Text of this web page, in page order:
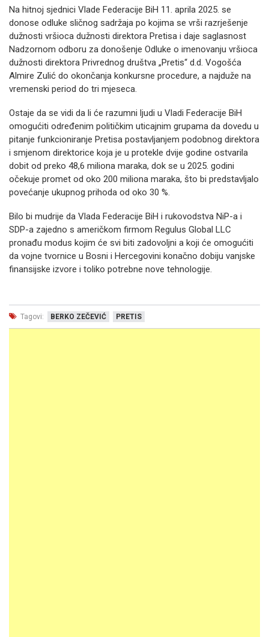
Na hitnoj sjednici Vlade Federacije BiH 11. aprila 2025. se
donose odluke sličnog sadržaja po kojima se vrši razrješenje
dužnosti vršioca dužnosti direktora Pretisa i daje saglasnost
Nadzornom odboru za donošenje Odluke o imenovanju vršioca
dužnosti direktora Privrednog društva „Pretis“ d.d. Vogošća
Almire Zulić do okončanja konkursne procedure, a najduže na
vremenski period do tri mjeseca.
Ostaje da se vidi da li će razumni ljudi u Vladi Federacije BiH
omogućiti određenim političkim uticajnim grupama da dovedu u
pitanje funkcioniranje Pretisa postavljanjem podobnog direktora
i smjenom direktorice koja je u protekle dvije godine ostvarila
dobit od preko 48,6 miliona maraka, dok se u 2025. godini
očekuje promet od oko 200 miliona maraka, što bi predstavljalo
povećanje ukupnog prihoda od oko 30 %.
Bilo bi mudrije da Vlada Federacije BiH i rukovodstva NiP-a i
SDP-a zajedno s američkom firmom Regulus Global LLC
pronađu modus kojim će svi biti zadovoljni a koji će omogućiti
da vojne tvornice u Bosni i Hercegovini konačno dobiju vanjske
finansijske izvore i toliko potrebne nove tehnologije.
Tagovi: BERKO ZEČEVIĆ PRETIS